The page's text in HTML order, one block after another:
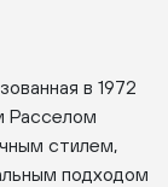
в 1972
Расселом
стилем,
подходом